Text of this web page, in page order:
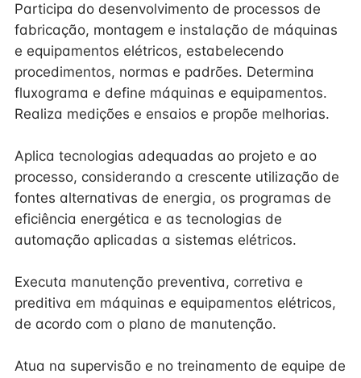
Participa do desenvolvimento de processos de
fabricação, montagem e instalação de máquinas
e equipamentos elétricos, estabelecendo
procedimentos, normas e padrões. Determina
fluxograma e define máquinas e equipamentos.
Realiza medições e ensaios e propõe melhorias.
Aplica tecnologias adequadas ao projeto e ao
processo, considerando a crescente utilização de
fontes alternativas de energia, os programas de
eficiência energética e as tecnologias de
automação aplicadas a sistemas elétricos.
Executa manutenção preventiva, corretiva e
preditiva em máquinas e equipamentos elétricos,
de acordo com o plano de manutenção.
Atua na supervisão e no treinamento de equipe de